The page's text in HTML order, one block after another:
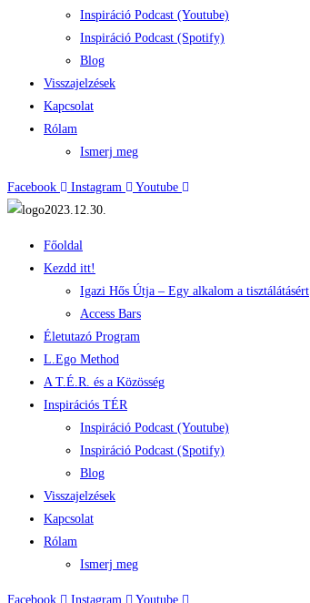
Inspiráció Podcast (Youtube)
Inspiráció Podcast (Spotify)
Blog
Visszajelzések
Kapcsolat
Rólam
Ismerj meg
Facebook Instagram Youtube
Főoldal
Kezdd itt!
Igazi Hős Útja – Egy alkalom a tisztálátásért
Access Bars
Életutazó Program
L.Ego Method
A T.É.R. és a Közösség
Inspirációs TÉR
Inspiráció Podcast (Youtube)
Inspiráció Podcast (Spotify)
Blog
Visszajelzések
Kapcsolat
Rólam
Ismerj meg
Facebook Instagram Youtube